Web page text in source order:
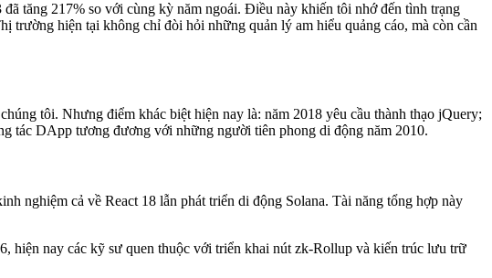
tăng 217% so với cùng kỳ năm ngoái. Điều này khiến tôi nhớ đến tình trạng
trường hiện tại không chỉ đòi hỏi những quản lý am hiểu quảng cáo, mà còn cần
tôi. Nhưng điểm khác biệt hiện nay là: năm 2018 yêu cầu thành thạo jQuery;
tác DApp tương đương với những người tiên phong di động năm 2010.
nghiệm cả về React 18 lẫn phát triển di động Solana. Tài năng tổng hợp này
hiện nay các kỹ sư quen thuộc với triển khai nút zk-Rollup và kiến trúc lưu trữ